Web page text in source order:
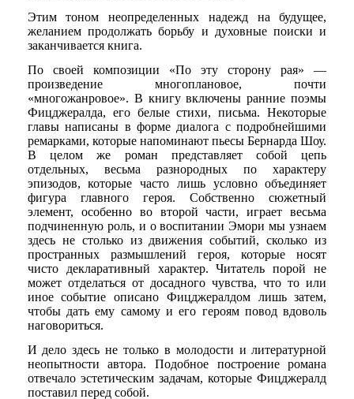
Этим тоном неопределенных надежд на будущее,
желанием продолжать борьбу и духовные поиски и
заканчивается книга.
По своей композиции «По эту сторону рая» —
произведение многоплановое, почти
«многожанровое». В книгу включены ранние поэмы
Фицджералда, его белые стихи, письма. Некоторые
главы написаны в форме диалога с подробнейшими
ремарками, которые напоминают пьесы Бернарда Шоу.
В целом же роман представляет собой цепь
отдельных, весьма разнородных по характеру
эпизодов, которые часто лишь условно объединяет
фигура главного героя. Собственно сюжетный
элемент, особенно во второй части, играет весьма
подчиненную роль, и о воспитании Эмори мы узнаем
здесь не столько из движения событий, сколько из
пространных размышлений героя, которые носят
чисто декларативный характер. Читатель порой не
может отделаться от досадного чувства, что то или
иное событие описано Фицджералдом лишь затем,
чтобы дать ему самому и его героям повод вдоволь
наговориться.
И дело здесь не только в молодости и литературной
неопытности автора. Подобное построение романа
отвечало эстетическим задачам, которые Фицджералд
поставил перед собой.